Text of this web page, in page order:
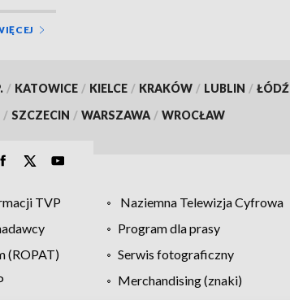
/ KATOWICE / KIELCE / KRAKÓW / LUBLIN / ŁÓDŹ
/ SZCZECIN / WARSZAWA / WROCŁAW
TVP Naziemna Telewizja Cyfrowa
Program dla prasy
(ROPAT)
Serwis fotograficzny
Merchandising (znaki)